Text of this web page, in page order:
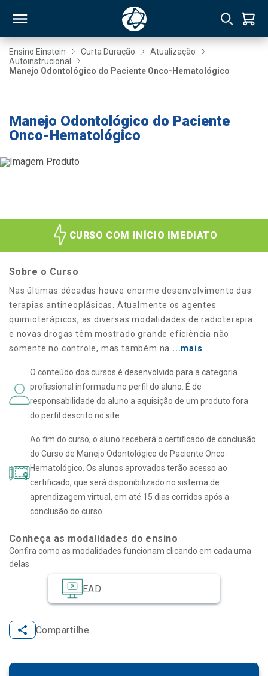
Ensino Einstein Curta Duração
Atualização
Autoinstrucional
Manejo Odontológico do Paciente Onco-Hematológico
Manejo Odontológico do Paciente
Onco-Hematológico
CURSO COM INÍCIO IMEDIATO
Sobre o Curso
Nas últimas décadas houve enorme desenvolvimento das
terapias antineoplásicas. Atualmente os agentes
quimioterápicos, as diversas modalidades de radioterapia
e novas drogas têm mostrado grande eficiência não
somente no controle, mas também na ...mais
O conteúdo dos cursos é desenvolvido para a categoria
profissional informada no perfil do aluno. É de
responsabilidade do aluno a aquisição de um produto fora
do perfil descrito no site.
Ao fim do curso, o aluno receberá o certificado de conclusão
do Curso de Manejo Odontológico do Paciente Onco-
Hematológico. Os alunos aprovados terão acesso ao
certificado, que será disponibilizado no sistema de
aprendizagem virtual, em até 15 dias corridos após a
conclusão do curso.
Conheça as modalidades do ensino
EAD
Confira como as modalidades funcionam clicando em cada uma
delas
Compartilhe